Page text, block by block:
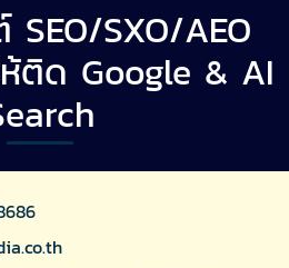
SEO/SXO/AEO
ห้ติด Google & AI